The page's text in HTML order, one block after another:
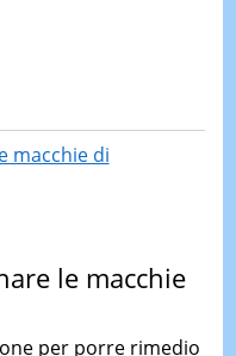
macchie di
le macchie
per porre rimedio